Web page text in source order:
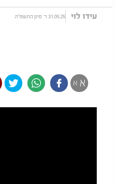
עידו לוי 31.05.25 ד' סיון התשפ"ה
א א